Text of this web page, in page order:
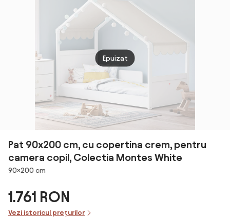
Aosom Romania
Epuizat
Pat 90x200 cm, cu copertina crem, pentru
camera copil, Colectia Montes White
Dimensiuni
90×200 cm
1.761 RON
Vezi istoricul prețurilor